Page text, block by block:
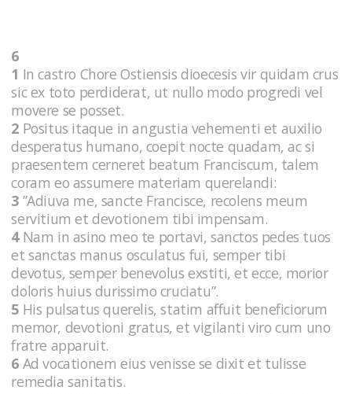
6
1 In castro Chore Ostiensis dioecesis vir quidam crus
sic ex toto perdiderat, ut nullo modo progredi vel
movere se posset.
2 Positus itaque in angustia vehementi et auxilio
desperatus humano, coepit nocte quadam, ac si
praesentem cerneret beatum Franciscum, talem
coram eo assumere materiam querelandi:
3 ”Adiuva me, sancte Francisce, recolens meum
servitium et devotionem tibi impensam.
4Nam in asino meo te portavi, sanctos pedes tuos
et sanctas manus osculatus fui, semper tibi
devotus, semper benevolus exstiti, et ecce, morior
doloris huius durissimo cruciatu”.
5 His pulsatus querelis, statim affuit beneficiorum
memor, devotioni gratus, et vigilanti viro cum uno
fratre apparuit.
6 Ad vocationem eius venisse se dixit et tulisse
remedia sanitatis.